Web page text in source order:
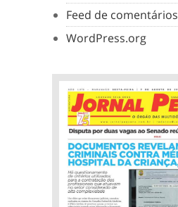
Feed de comentários
WordPress.org